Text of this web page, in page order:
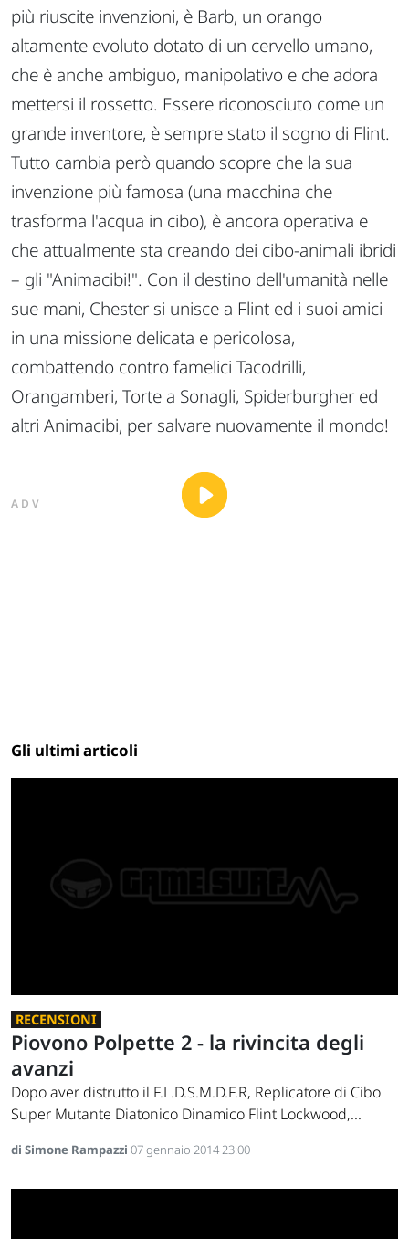
più riuscite invenzioni, è Barb, un orango
altamente evoluto dotato di un cervello umano,
che è anche ambiguo, manipolativo e che adora
mettersi il rossetto. Essere riconosciuto come un
grande inventore, è sempre stato il sogno di Flint.
Tutto cambia però quando scopre che la sua
invenzione più famosa (una macchina che
trasforma l'acqua in cibo), è ancora operativa e
che attualmente sta creando dei cibo-animali ibridi
– gli "Animacibi!". Con il destino dell'umanità nelle
sue mani, Chester si unisce a Flint ed i suoi amici
in una missione delicata e pericolosa,
combattendo contro famelici Tacodrilli,
Orangamberi, Torte a Sonagli, Spiderburgher ed
altri Animacibi, per salvare nuovamente il mondo!
ADV
Gli ultimi articoli
RECENSIONI
Piovono Polpette 2 - la rivincita degli
avanzi
Dopo aver distrutto il F.L.D.S.M.D.F.R, Replicatore di Cibo
Super Mutante Diatonico Dinamico Flint Lockwood,...
di Simone Rampazzi 07 gennaio 2014 23:00